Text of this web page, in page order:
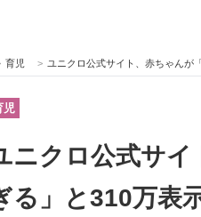
ト
企業向けIT製品の総合サ
育児 > ユニクロ公式サイト、赤ちゃんが「か
児
ニクロ公式サ
る」と310万表